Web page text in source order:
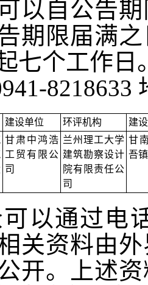
以自公告
期限届满
七个工作日
建设单位 环评机构
建
甘肃中鸿浩
工贸有限公
司
兰州理工大学
建筑勘察设计
院有限责任公
司
甘
吾
以通过电
关资料由
开。上述